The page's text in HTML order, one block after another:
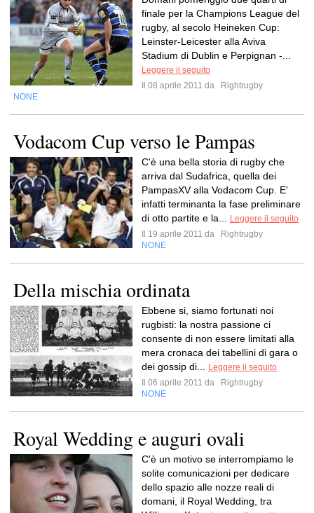
finale per la Champions League del
rugby, al secolo Heineken Cup:
Leinster-Leicester alla Aviva
Stadium di Dublin e Perpignan -...
Leggere il seguito
Il 08 aprile 2011 da
Rightrugby
NONE
Vodacom Cup verso le Pampas
C'è una bella storia di rugby che
arriva dal Sudafrica, quella dei
PampasXV alla Vodacom Cup. E'
infatti terminanta la fase preliminare
di otto partite e la...
Leggere il seguito
Il 19 aprile 2011 da
Rightrugby
NONE
Della mischia ordinata
Ebbene si, siamo fortunati noi
rugbisti: la nostra passione ci
consente di non essere limitati alla
mera cronaca dei tabellini di gara o
dei gossip di...
Leggere il seguito
Il 06 aprile 2011 da
Rightrugby
NONE
Royal Wedding e auguri ovali
C'è un motivo se interrompiamo le
solite comunicazioni per dedicare
dello spazio alle nozze reali di
domani, il Royal Wedding, tra